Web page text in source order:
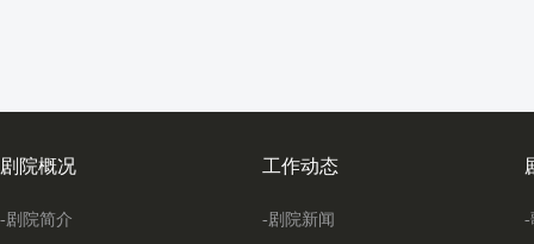
剧院概况
-剧院简介
工作动态
-剧院新闻 -